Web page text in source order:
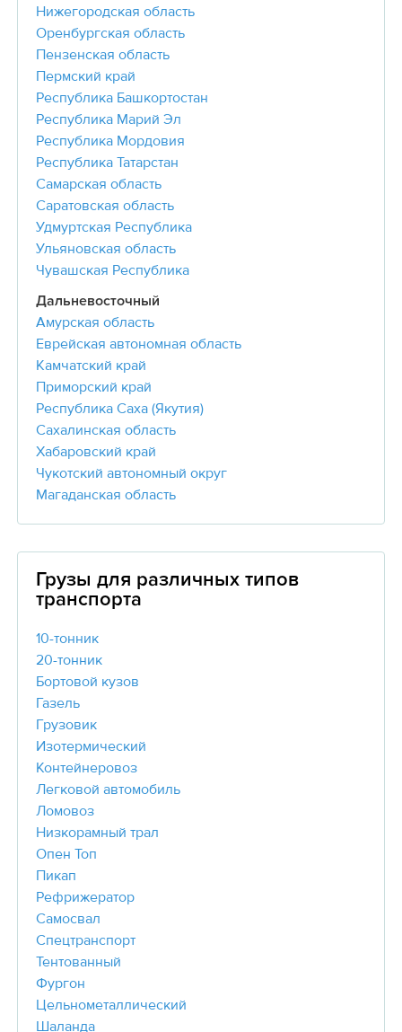
Нижегородская область
Оренбургская область
Пензенская область
Пермский край
Республика Башкортостан
Республика Марий Эл
Республика Мордовия
Республика Татарстан
Самарская область
Саратовская область
Удмуртская Республика
Ульяновская область
Чувашская Республика
Дальневосточный
Амурская область
Еврейская автономная область
Камчатский край
Приморский край
Республика Саха (Якутия)
Сахалинская область
Хабаровский край
Чукотский автономный округ
Магаданская область
Грузы для различных типов
транспорта
10-тонник
20-тонник
Бортовой кузов
Газель
Грузовик
Изотермический
Контейнеровоз
Легковой автомобиль
Ломовоз
Низкорамный трал
Опен Топ
Пикап
Рефрижератор
Самосвал
Спецтранспорт
Тентованный
Фургон
Цельнометаллический
Шаланда